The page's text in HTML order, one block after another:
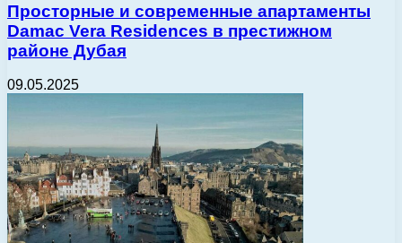
Просторные и современные апартаменты
Damac Vera Residences в престижном
районе Дубая
09.05.2025